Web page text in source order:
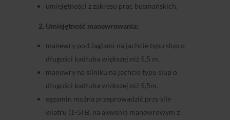
umiejętności z zakresu prac bosmańskich.
2. Umiejętność manewrowania:
manewry pod żaglami na jachcie typu slup o
długości kadłuba większej niż 5,5 m,
manewry na silniku na jachcie typu slup o
długości kadłuba większej niż 5,5m,
egzamin można przeprowadzić przy sile
wiatru (1-5) B, na akwenie manewrowym z